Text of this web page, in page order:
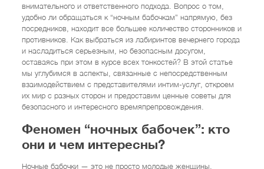
внимательного и ответственного подхода. Вопрос о том,
удобно ли обращаться к “ночным бабочкам” напрямую, без
посредников, находит все большее количество сторонников и
противников. Как выбраться из лабиринтов вечернего города
и насладиться серьезным, но безопасным досугом,
оставаясь при этом в курсе всех тонкостей? В этой статье
мы углубимся в аспекты, связанные с непосредственным
взаимодействием с представителями интим-услуг, откроем
их мир с разных сторон и предоставим ценные советы для
безопасного и интересного времяпрепровождения.
Феномен “ночных бабочек”: кто
они и чем интересны?
Ночные бабочки — это не просто молодые женщины,